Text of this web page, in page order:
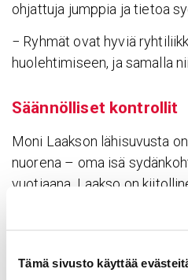
Tämä sivusto käyttää
ohjattuja jumppia ja tietoa
− Ryhmät ovat hyviä
huolehtimiseen, ja samalla
Sään­nöl­liset kont­rollit
Moni Laakson lähisuvusta
nuorena – oma isä
vuotiaana. Laakso on
hoito on kehittynyt viime
Tays Sydänsairaalassa